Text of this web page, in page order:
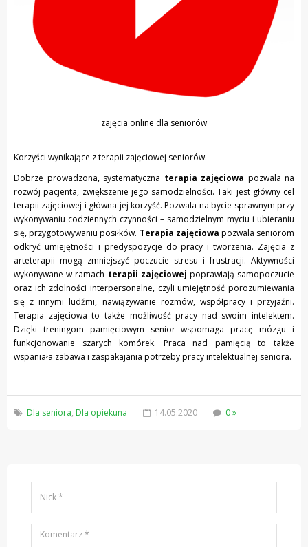
zajęcia online dla seniorów
Korzyści wynikające z terapii zajęciowej seniorów.
Dobrze prowadzona, systematyczna terapia zajęciowa pozwala na
rozwój pacjenta, zwiększenie jego samodzielności. Taki jest główny cel
terapii zajęciowej i główna jej korzyść. Pozwala na bycie sprawnym przy
wykonywaniu codziennych czynności – samodzielnym myciu i ubieraniu
się, przygotowywaniu posiłków. Terapia zajęciowa pozwala seniorom
odkryć umiejętności i predyspozycje do pracy i tworzenia. Zajęcia z
arteterapii mogą zmniejszyć poczucie stresu i frustracji. Aktywności
wykonywane w ramach terapii zajęciowej poprawiają samopoczucie
oraz ich zdolności interpersonalne, czyli umiejętność porozumiewania
się z innymi ludźmi, nawiązywanie rozmów, współpracy i przyjaźni.
Terapia zajęciowa to także możliwość pracy nad swoim intelektem.
Dzięki treningom pamięciowym senior wspomaga pracę mózgu i
funkcjonowanie szarych komórek. Praca nad pamięcią to także
wspaniała zabawa i zaspakajania potrzeby pracy intelektualnej seniora.
Dla seniora, Dla opiekuna 14.05.2020 0 »